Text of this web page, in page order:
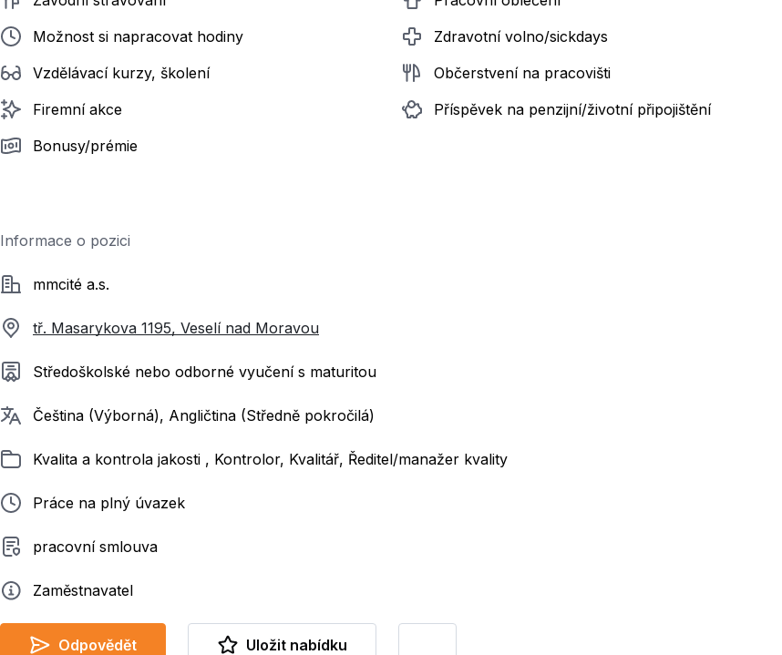
Možnost si napracovat hodiny
Vzdělávací kurzy, školení
Firemní akce
Bonusy/prémie
Zdravotní volno/sickdays
Občerstvení na pracovišti
Příspěvek na penzijní/životní připojištění
Informace o pozici
Společnostmmcité a.s.
tř. Masarykova 1195, Veselí nad Moravou
Požadované vzdělání
Středoškolské nebo odborné vyučení s maturitou
Požadované jazyky
Čeština (Výborná), Angličtina (Středně pokročilá)
ZařazenoKvalita a kontrola jakosti , Kontrolor, Kvalitář, Ředitel/manažer kvality
Typ pracovního poměru
Práce na plný úvazek
Typ smluvního vztahu
pracovní smlouva
ZadavatelZaměstnavatel
Odpovědět Uložit nabídku